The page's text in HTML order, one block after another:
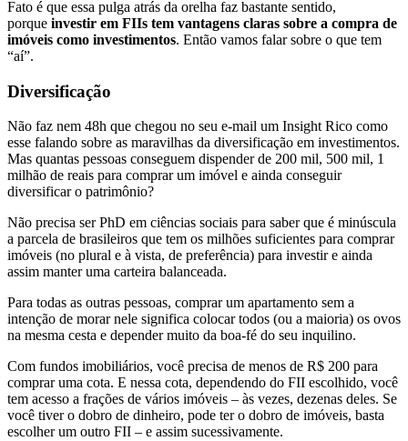
Fato é que essa pulga atrás da orelha faz bastante sentido,
porque investir em FIIs tem vantagens claras sobre a compra de
imóveis como investimentos. Então vamos falar sobre o que tem
“aí”.
Diversificação
Não faz nem 48h que chegou no seu e-mail um Insight Rico como
esse falando sobre as maravilhas da diversificação em investimentos.
Mas quantas pessoas conseguem dispender de 200 mil, 500 mil, 1
milhão de reais para comprar um imóvel e ainda conseguir
diversificar o patrimônio?
Não precisa ser PhD em ciências sociais para saber que é minúscula
a parcela de brasileiros que tem os milhões suficientes para comprar
imóveis (no plural e à vista, de preferência) para investir e ainda
assim manter uma carteira balanceada.
Para todas as outras pessoas, comprar um apartamento sem a
intenção de morar nele significa colocar todos (ou a maioria) os ovos
na mesma cesta e depender muito da boa-fé do seu inquilino.
Com fundos imobiliários, você precisa de menos de R$ 200 para
comprar uma cota. E nessa cota, dependendo do FII escolhido, você
tem acesso a frações de vários imóveis – às vezes, dezenas deles. Se
você tiver o dobro de dinheiro, pode ter o dobro de imóveis, basta
escolher um outro FII – e assim sucessivamente.